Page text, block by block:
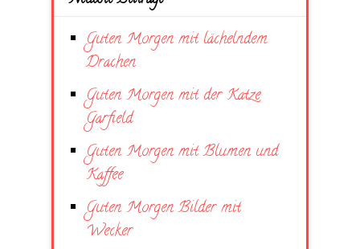
Guten Morgen mit lächelndem
Drachen
Guten Morgen mit der Katze
Garfield
Guten Morgen mit Blumen und
Kaffee
Guten Morgen Bilder mit
Wecker